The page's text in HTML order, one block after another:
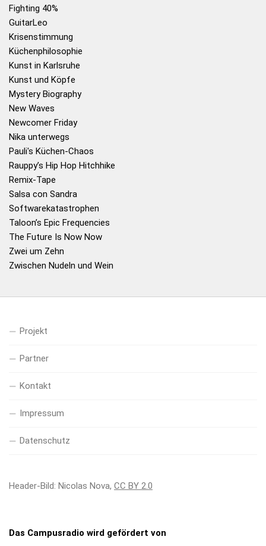
Fighting 40%
GuitarLeo
Krisenstimmung
Küchenphilosophie
Kunst in Karlsruhe
Kunst und Köpfe
Mystery Biography
New Waves
Newcomer Friday
Nika unterwegs
Pauli's Küchen-Chaos
Rauppy’s Hip Hop Hitchhike
Remix-Tape
Salsa con Sandra
Softwarekatastrophen
Taloon’s Epic Frequencies
The Future Is Now Now
Zwei um Zehn
Zwischen Nudeln und Wein
Projekt
Partner
Kontakt
Impressum
Datenschutz
Header-Bild: Nicolas Nova, CC BY 2.0
Das Campusradio wird gefördert von